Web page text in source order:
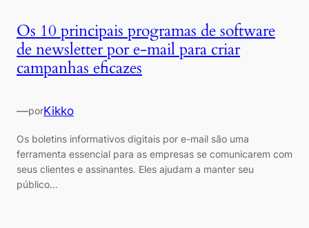
Os 10 principais programas de software
de newsletter por e-mail para criar
campanhas eficazes
—porKikko
Os boletins informativos digitais por e-mail são uma
ferramenta essencial para as empresas se comunicarem com
seus clientes e assinantes. Eles ajudam a manter seu
público…